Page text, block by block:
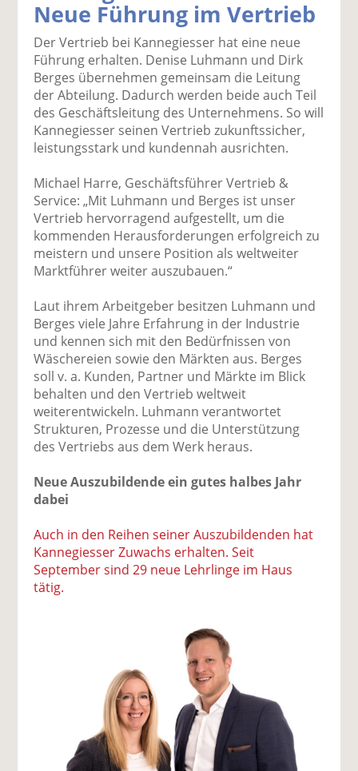
k
el
a
uf
F
ac
e
b
o
o
k
te
il
e
n
k
t
wi
tt
er
n
k
a
uf
Li
n
k
e
di
n
te
il
e
n
k
p
er
E
m
ai
l
n
d
e
n
k
ck
e
n
Neue Führung im Vertrieb
Der Vertrieb bei Kannegiesser hat eine neue
Führung erhalten. Denise Luhmann und Dirk
Berges übernehmen gemeinsam die Leitung
der Abteilung. Dadurch werden beide auch Teil
des Geschäftsleitung des Unternehmens. So will
Kannegiesser seinen Vertrieb zukunftssicher,
leistungsstark und kundennah ausrichten.
Michael Harre, Geschäftsführer Vertrieb &
Service: „Mit Luhmann und Berges ist unser
Vertrieb hervorragend aufgestellt, um die
kommenden Herausforderungen erfolgreich zu
meistern und unsere Position als weltweiter
Marktführer weiter auszubauen.“
Laut ihrem Arbeitgeber besitzen Luhmann und
Berges viele Jahre Erfahrung in der Industrie
und kennen sich mit den Bedürfnissen von
Wäschereien sowie den Märkten aus. Berges
soll v. a. Kunden, Partner und Märkte im Blick
behalten und den Vertrieb weltweit
weiterentwickeln. Luhmann verantwortet
Strukturen, Prozesse und die Unterstützung
des Vertriebs aus dem Werk heraus.
Neue Auszubildende ein gutes halbes Jahr
dabei
Auch in den Reihen seiner Auszubildenden hat
Kannegiesser Zuwachs erhalten. Seit
September sind 29 neue Lehrlinge im Haus
tätig.